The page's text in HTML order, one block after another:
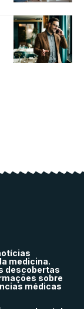
medicina.
descobertas
sobre
médicas